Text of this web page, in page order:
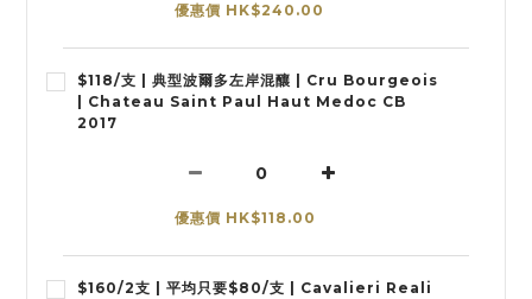
優惠價 HK$240.00
$118/支 | 典型波爾多左岸混釀 | Cru Bourgeois
| Chateau Saint Paul Haut Medoc CB
2017
優惠價 HK$118.00
$160/2支 | 平均只要$80/支 | Cavalieri Reali